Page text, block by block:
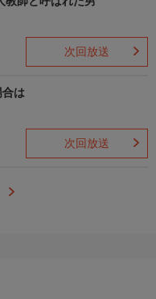
次回放送
合は
次回放送